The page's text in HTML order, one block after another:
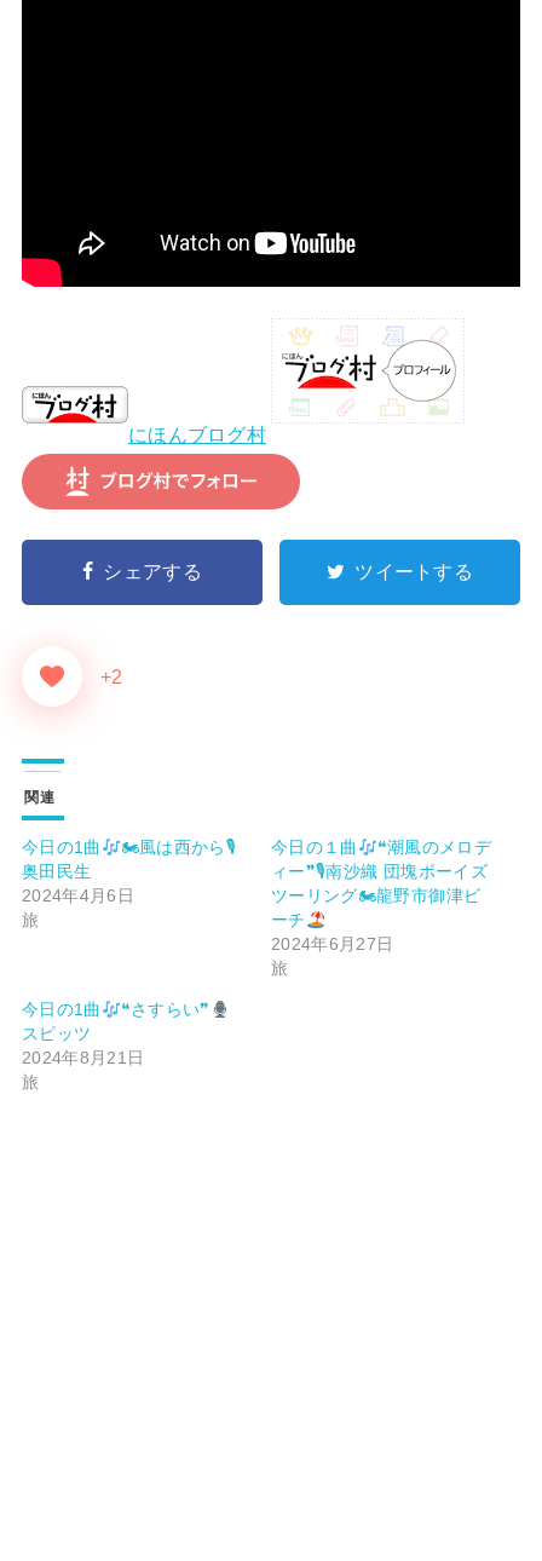
にほんブログ村
シェアする ツイートする
+2
関連
今日の1曲
🏍風は西から🎙
奥田民生
2024年4月6日
旅
今日の１曲
❝潮風のメロデ
ィー❞🎙南沙織 団塊ボーイズ
ツーリング🏍龍野市御津ビ
ーチ
2024年6月27日
旅
今日の1曲
❝さすらい❞
スピッツ
2024年8月21日
旅